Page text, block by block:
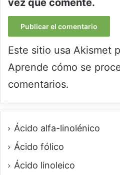
Este sitio usa Akismet
Aprende cómo se
comentarios.
Ácido alfa-linolénico
Ácido fólico
Ácido linoleico